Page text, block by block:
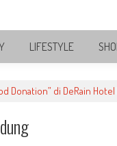
LIFESTYLE
Donation” di DeRain